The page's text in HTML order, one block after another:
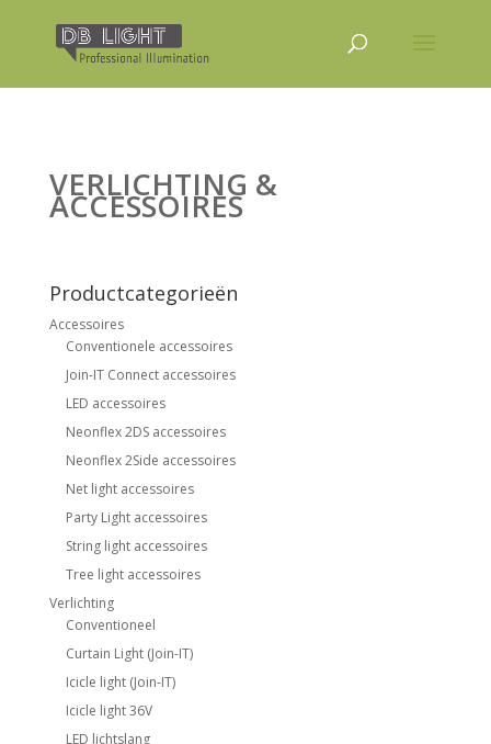
VERLICHTING &
ACCESSOIRES
Productcategorieën
Accessoires
Conventionele accessoires
Join-IT Connect accessoires
LED accessoires
Neonflex 2DS accessoires
Neonflex 2Side accessoires
Net light accessoires
Party Light accessoires
String light accessoires
Tree light accessoires
Verlichting
Conventioneel
Curtain Light (Join-IT)
Icicle light (Join-IT)
Icicle light 36V
LED lichtslang